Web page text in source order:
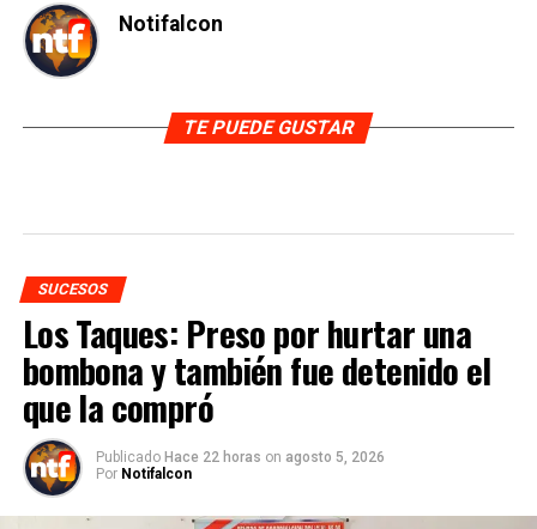
Notifalcon
TE PUEDE GUSTAR
SUCESOS
Los Taques: Preso por hurtar una
bombona y también fue detenido el
que la compró
Publicado Hace 22 horas on agosto 5, 2026
Por Notifalcon